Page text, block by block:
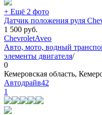
+ Ещё 2 фото
Датчик положения руля
1 500 руб.
ChevroletAveo
Авто, мото, водный
элементы двигателя/
0
Кемеровская область,
Автодрайв42
1